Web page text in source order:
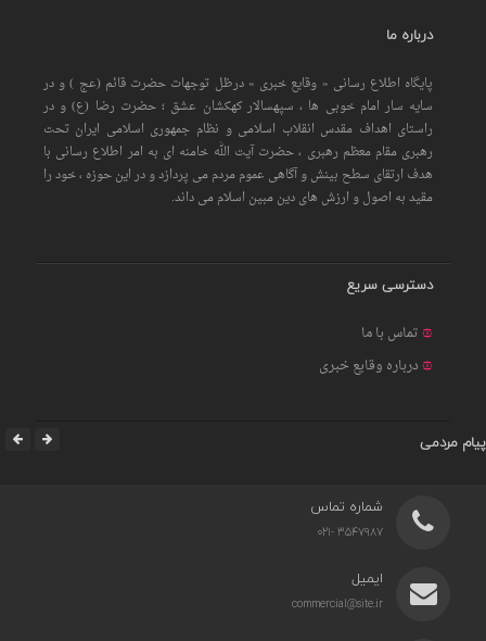
درباره ما
پایگاه اطلاع رسانی « وقایع خبری » درظل توجهات حضرت قائم (عج ) و در
سایه سار امام خوبی ها ، سپهسالار کهکشان عشق ؛ حضرت رضا (ع) و در
راستای اهداف مقدس انقلاب اسلامی و نظام جمهوری اسلامی ایران تحت
رهبری مقام معظم رهبری ، حضرت آیت الله خامنه ای به امر اطلاع رسانی با
هدف ارتقای سطح بینش و آگاهی عموم مردم می پردازد و در این حوزه ، خود را
مقید به اصول و ارزش های دین مبین اسلام می داند.
دسترسی سریع
تماس با ما
درباره وقایع خبری
پیام مردمی
شماره تماس
3547987 -021
ایمیل
commercial@site.ir